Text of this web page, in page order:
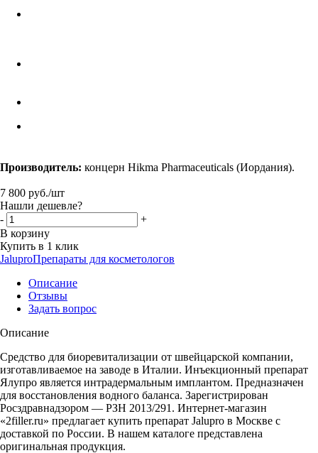
Производитель: концерн Hikma Pharmaceuticals (Иордания).
7 800 руб./шт
Нашли дешевле?
-
+
В корзину
Купить в 1 клик
JaluproПрепараты для косметологов
Описание
Отзывы
Задать вопрос
Описание
Средство для биоревитализации от швейцарской компании,
изготавливаемое на заводе в Италии. Инъекционный препарат
Ялупро является интрадермальным имплантом. Предназначен
для восстановления водного баланса. Зарегистрирован
Росздравнадзором — РЗН 2013/291. Интернет-магазин
«2filler.ru» предлагает купить препарат Jalupro в Москве с
доставкой по России. В нашем каталоге представлена
оригинальная продукция.